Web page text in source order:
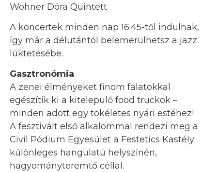
Wohner Dóra Quintett
A koncertek minden nap 16:45-től indulnak,
így már a délutántól belemerülhetsz a jazz
lüktetésébe.
Gasztronómia
A zenei élményeket finom falatokkal
egészítik ki a kitelepülő food truckok –
minden adott egy tökéletes nyári estéhez!
A fesztivált első alkalommal rendezi meg a
Civil Pódium Egyesület a Festetics Kastély
különleges hangulatú helyszínén,
hagyományteremtő céllal.